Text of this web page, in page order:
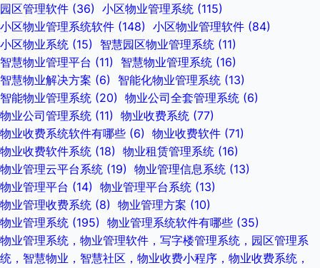
园区管理软件 (36) 小区物业管理系统 (115)
小区物业管理系统软件 (148) 小区物业管理软件 (84)
小区物业系统 (15) 智慧园区物业管理系统 (11)
智慧物业管理平台 (11) 智慧物业管理系统 (16)
智慧物业解决方案 (6) 智能化物业管理系统 (13)
智能物业管理系统 (20) 物业公司全套管理系统 (6)
物业公司管理系统 (11) 物业收费系统 (77)
物业收费系统软件有哪些 (6) 物业收费软件 (71)
物业收费软件系统 (18) 物业租赁管理系统 (16)
物业管理云平台系统 (19) 物业管理信息系统 (13)
物业管理平台 (14) 物业管理平台系统 (13)
物业管理收费系统 (8) 物业管理方案 (10)
物业管理系统 (195) 物业管理系统软件有哪些 (35)
物业管理系统，物业管理软件，写字楼管理系统，园区管理系
统，智慧物业，智慧社区，物业收费小程序，物业收费系统，